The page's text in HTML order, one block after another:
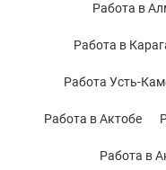
Работа в
Работа в
Работа Усть-
Работа в Актобе
Работа в